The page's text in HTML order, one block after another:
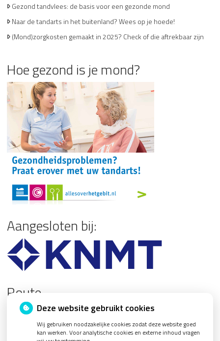
Gezond tandvlees: de basis voor een gezonde mond
Naar de tandarts in het buitenland? Wees op je hoede!
(Mond)zorgkosten gemaakt in 2025? Check of die aftrekbaar zijn
Hoe gezond is je mond?
Aangesloten bij:
Route
Deze website gebruikt cookies
Wij gebruiken noodzakelijke cookies zodat deze website goed
kan werken. Voor analytische cookies en externe inhoud vragen